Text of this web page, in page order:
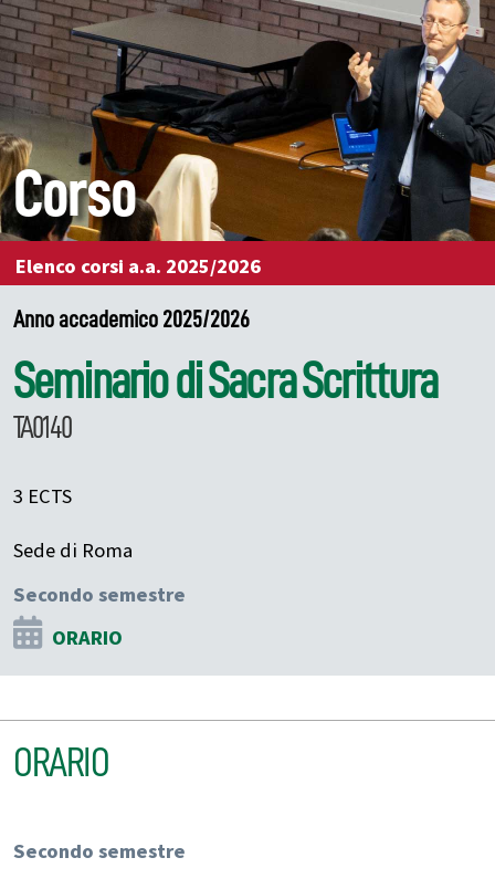
Corso
Elenco corsi a.a. 2025/2026
Anno accademico 2025/2026
Seminario di Sacra Scrittura
TA0140
3 ECTS
Sede di Roma
Secondo semestre
ORARIO
ORARIO
Secondo semestre